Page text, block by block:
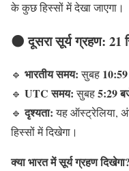
के कुछ हिस्सों में देखा जाएगा।
🌑 दूसरा सूर्य ग्रहण: 21
🔹 भारतीय समय:सुबह
🔹 UTC समय:सुबह5:29
🔹दृश्यता:यह ऑस्ट्रेलिया,
हिस्सों में दिखेगा।
क्या भारत में सूर्य ग्रहण दिखेगा?